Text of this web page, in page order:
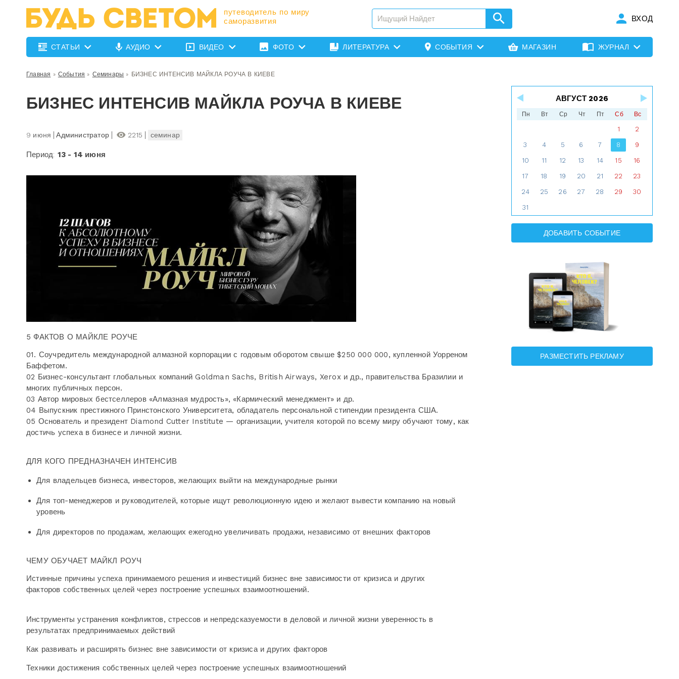
путеводитель по миру
саморазвития
ВХОД
СТАТЬИ АУДИО ВИДЕО ФОТО ЛИТЕРАТУРА СОБЫТИЯ МАГАЗИН ЖУРНАЛ
Главная » События » Семинары » БИЗНЕС ИНТЕНСИВ МАЙКЛА РОУЧА В КИЕВЕ
БИЗНЕС ИНТЕНСИВ МАЙКЛА РОУЧА В КИЕВЕ
9 июня Администратор 2215 семинар
Период: 13 - 14 июня
5 ФАКТОВ О МАЙКЛЕ РОУЧЕ
01. Соучредитель международной алмазной корпорации с годовым оборотом свыше $250 000 000, купленной Уорреном
Баффетом.
02 Бизнес-консультант глобальных компаний Goldman Sachs, British Airways, Xerox и др., правительства Бразилии и
многих публичных персон.
03 Автор мировых бестселлеров «Алмазная мудрость», «Кармический менеджмент» и др.
04 Выпускник престижного Принстонского Университета, обладатель персональной стипендии президента США.
05 Основатель и президент Diamond Cutter Institute — организации, учителя которой по всему миру обучают тому, как
достичь успеха в бизнесе и личной жизни.
ДЛЯ КОГО ПРЕДНАЗНАЧЕН ИНТЕНСИВ
Для владельцев бизнеса, инвесторов,желающих выйти на международные рынки
Для топ-менеджеров и руководителей, которые ищут революционную идею и желают вывести компанию на новый
уровень
Для директоров по продажам, желающих ежегодно увеличивать продажи, независимо от внешних факторов
ЧЕМУ ОБУЧАЕТ МАЙКЛ РОУЧ
Истинные причины успеха принимаемого решения и инвестиций бизнес вне зависимости от кризиса и других
факторов собственных целей через построение успешных взаимоотношений.
Инструменты устранения конфликтов, стрессов и непредсказуемости в деловой и личной жизни уверенность в
результатах предпринимаемых действий
Как развивать и расширять бизнес вне зависимости от кризиса и других факторов
Техники достижения собственных целей через построение успешных взаимоотношений
АВГУСТ 2026
Пн Вт Ср Чт Пт Сб Вс
1 2
3 4 5 6 7 8 9
10 11 12 13 14 15 16
17 18 19 20 21 22 23
24 25 26 27 28 29 30
31
ДОБАВИТЬ СОБЫТИЕ
РАЗМЕСТИТЬ РЕКЛАМУ